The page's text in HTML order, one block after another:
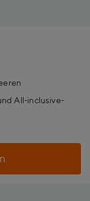
All-inclusive-